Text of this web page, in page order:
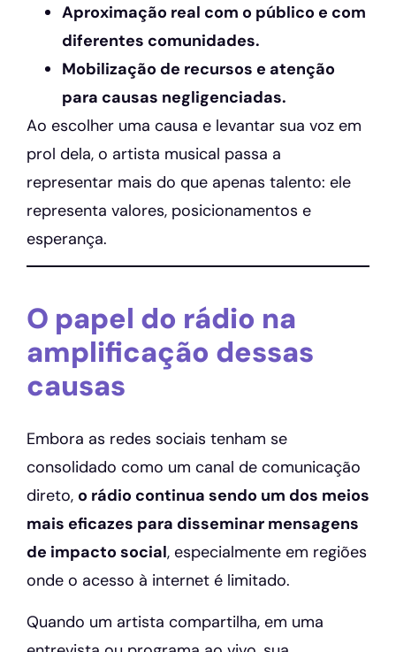
Aproximação real com o público e com
diferentes comunidades.
Mobilização de recursos e atenção
para causas negligenciadas.
Ao escolher uma causa e levantar sua voz em
prol dela, o artista musical passa a
representar mais do que apenas talento: ele
representa valores, posicionamentos e
esperança.
O papel do rádio na
amplificação dessas
causas
Embora as redes sociais tenham se
consolidado como um canal de comunicação
direto, o rádio continua sendo um dos meios
mais eficazes para disseminar mensagens
de impacto social, especialmente em regiões
onde o acesso à internet é limitado.
Quando um artista compartilha, em uma